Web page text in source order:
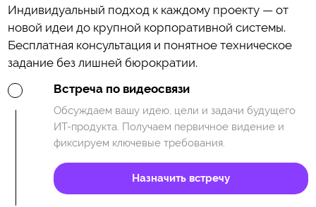
Индивидуальный подход к каждому проекту — от
новой идеи до крупной корпоративной системы.
Бесплатная консультация и понятное техническое
задание без лишней бюрократии.
Встреча по видеосвязи
Обсуждаем вашу идею, цели и задачи будущего
ИТ-продукта. Получаем первичное видение и
фиксируем ключевые требования.
Назначить встречу